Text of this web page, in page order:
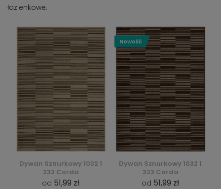
łazienkowe.
Dywan Sznurkowy 1032 1
232 Corda
od 51,99 zł
Dywan Sznurkowy 1032 1
323 Corda
od 51,99 zł
Nowość